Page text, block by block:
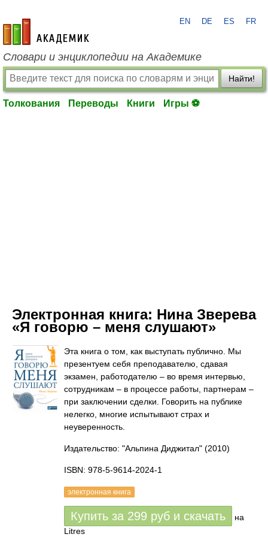
academic.ru
EN DE ES FR
Словари и энциклопедии на Академике
Найти!
Толкования Переводы Книги Игры ⚽
Электронная книга: Нина Зверева
«Я говорю – меня слушают»
Эта книга о том, как выступать публично. Мы
презентуем себя преподавателю, сдавая
экзамен, работодателю – во время интервью,
сотрудникам – в процессе работы, партнерам –
при заключении сделки. Говорить на публике
нелегко, многие испытывают страх и
неуверенность.
Издательство: "Альпина Диджитал" (2010)
ISBN: 978-5-9614-2024-1
электронная книга
Купить за 299 руб и скачать
на
Litres